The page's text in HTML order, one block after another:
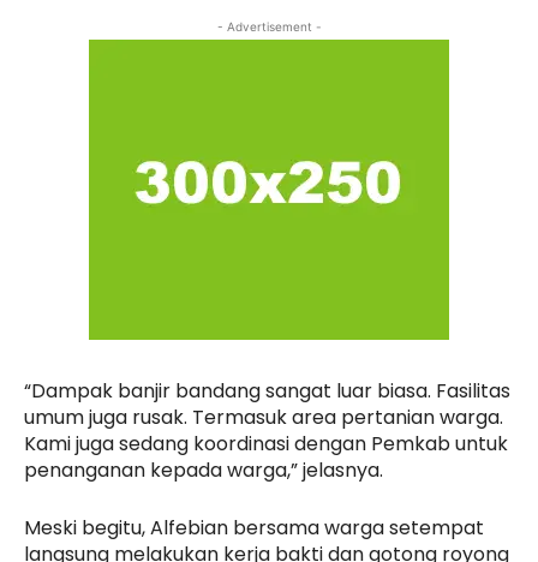
- Advertisement -
“Dampak banjir bandang sangat luar biasa. Fasilitas
umum juga rusak. Termasuk area pertanian warga.
Kami juga sedang koordinasi dengan Pemkab untuk
penanganan kepada warga,” jelasnya.
Meski begitu, Alfebian bersama warga setempat
langsung melakukan kerja bakti dan gotong royong